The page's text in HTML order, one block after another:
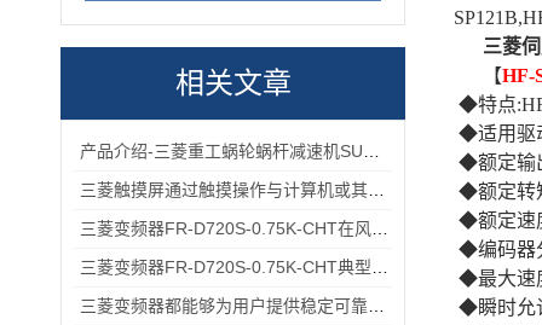
相关文章
三菱
【HF-
◆特点
◆适用驱
◆额定输
◆额定转
◆额定速
◆编码器
◆最大速
◆瞬时允